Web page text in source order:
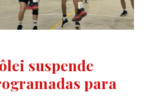
suspende
para